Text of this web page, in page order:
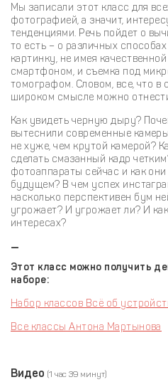
Мы записали этот класс для
фотографией, а значит,
тенденциями. Речь пойдет о
то есть – о различных
картинку, не имея
смартфоном, и съемка под
томографом. Словом, все, что в
широком смысле можно
Как увидеть черную дыру?
вытеснили современные
не хуже, чем крутой камерой?
сделать смазанный кадр
фотоаппараты сейчас и как
будущем? В чем успех
насколько перспективен бум
угрожает? И угрожает ли? И
интересах?
—
Этот класс можно получить
наборе:
Набор классов Всё об
Все классы Антона Мартынова
Видео (1 час 39 минут)